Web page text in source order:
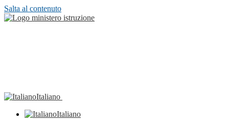
Salta al contenuto
Italiano
Italiano